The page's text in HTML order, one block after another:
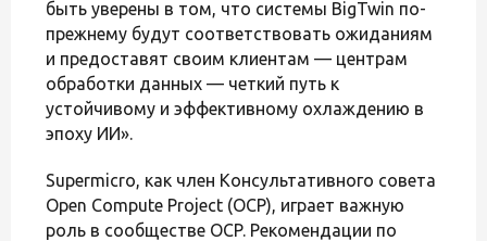
быть уверены в том, что системы BigTwin по-
прежнему будут соответствовать ожиданиям
и предоставят своим клиентам — центрам
обработки данных — четкий путь к
устойчивому и эффективному охлаждению в
эпоху ИИ».
Supermicro, как член Консультативного совета
Open Compute Project (OCP), играет важную
роль в сообществе OCP. Рекомендации по